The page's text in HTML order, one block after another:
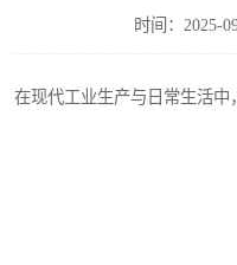
时间：2025-
在现代工业生产与日常生活中
氢氧化镁